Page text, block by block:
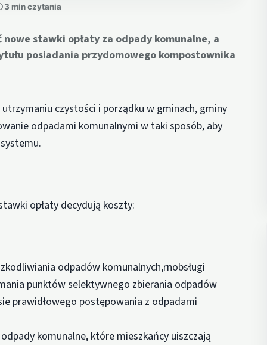
3 min czytania
stawki opłaty za odpady komunalne, a
posiadania przydomowego kompostownika
czystości i porządku w gminach, gminy
odpadami komunalnymi w taki sposób, aby
opłaty decydują koszty:
odpadów komunalnych,rnobsługi
punktów selektywnego zbierania odpadów
prawidłowego postępowania z odpadami
komunalne, które mieszkańcy uiszczają